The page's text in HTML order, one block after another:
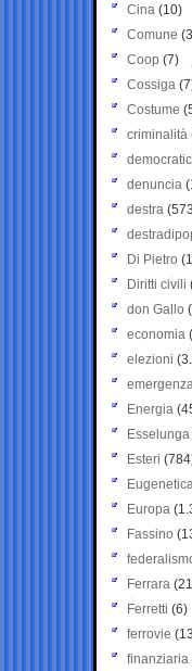
Cina (10)
Comune
Coop (7)
Cossiga
Costume
criminalità
denuncia
destra
Di Pietro
Diritti civili
don Gallo
economia
elezioni
Energia
Esselunga
Esteri
Europa
Fassino
Ferrara
Ferretti (6)
ferrovie
finanziaria